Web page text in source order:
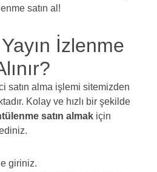
satın al!
İzlenme
satın alma işlemi sitemizden
Kolay ve hızlı bir şekilde
satın almak için
giriniz.